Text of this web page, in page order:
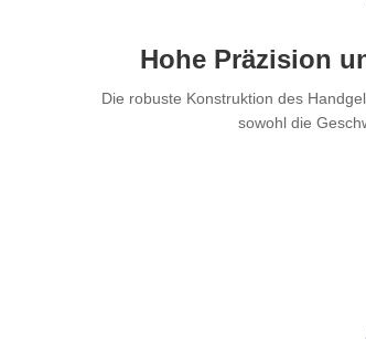
Hohe Präzision
Die robuste Konstruktion des
sowohl die